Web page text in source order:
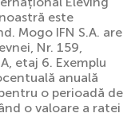
este
Mogo IFN S.A. are
Nr. 159,
etaj 6. Exemplu
anuală
o perioadă de
o valoare a ratei